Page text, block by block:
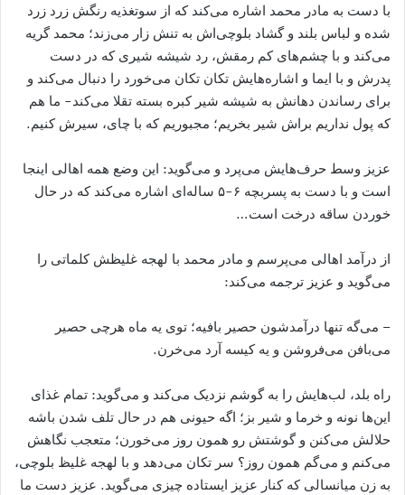
با دست به مادر محمد اشاره می‌کند که از سوتغذیه رنگش زرد زرد
شده و لباس بلند و گشاد بلوچی‌اش به تنش زار می‌زند؛ محمد گریه
می‌کند و با چشم‌های کم رمقش، رد شیشه شیری که در دست
پدرش و با ایما و اشاره‌هایش تکان تکان می‌خورد را دنبال می‌کند و
برای رساندن دهانش به شیشه شیر کبره بسته تقلا می‌کند- ما هم
که پول نداریم براش شیر بخریم؛ مجبوریم که با چای، سیرش کنیم.
عزیز وسط حرف‌هایش می‌پرد و می‌گوید: این وضع همه اهالی اینجا
است و با دست به پسربچه ۶-۵ ساله‌ای اشاره می‌کند که در حال
خوردن ساقه درخت است…
از درآمد اهالی می‌پرسم و مادر محمد با لهجه غلیظش کلماتی را
می‌گوید و عزیز ترجمه می‌کند:
– می‌گه تنها درآمدشون حصیر بافیه؛ توی یه ماه هرچی حصیر
می‌بافن می‌فروشن و یه کیسه آرد می‌خرن.
راه بلد، لب‌هایش را به گوشم نزدیک می‌کند و می‌گوید: تمام غذای
این‌ها نونه و خرما و شیر بز؛ اگه حیونی هم در حال تلف شدن باشه
حلالش می‌کنن و گوشتش رو همون روز می‌خورن؛ متعجب نگاهش
می‌کنم و می‌گم همون روز؟ سر تکان می‌دهد و با لهجه غلیظ بلوچی،
به زن میانسالی که کنار عزیز ایستاده چیزی می‌گوید. عزیز دست ما